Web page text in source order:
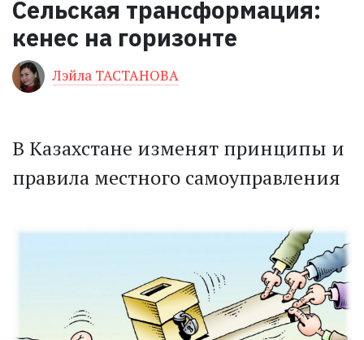
Сельская трансформация:
кенес на горизонте
Лэйла ТАСТАНОВА
В Казахстане изменят принципы и
правила местного самоуправления